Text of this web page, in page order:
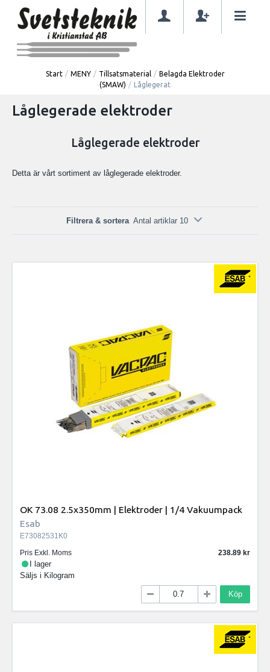
Start / MENY / Tillsatsmaterial / Belagda Elektroder
(SMAW) / Låglegerat
Låglegerade elektroder
Låglegerade elektroder
Detta är vårt sortiment av låglegerade elektroder.
Filtrera & sortera Antal artiklar 10
OK 73.08 2.5x350mm | Elektroder | 1/4 Vakuumpack
Esab
E73082531K0
Pris Exkl. Moms
238.89
I lager
Säljs i Kilogram
Köp